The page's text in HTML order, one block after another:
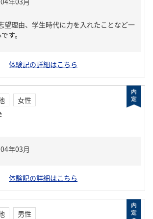
望理由、学生時代に力を入れたことなど一
す。
体験記の詳細はこちら
女性
体験記の詳細はこちら
男性